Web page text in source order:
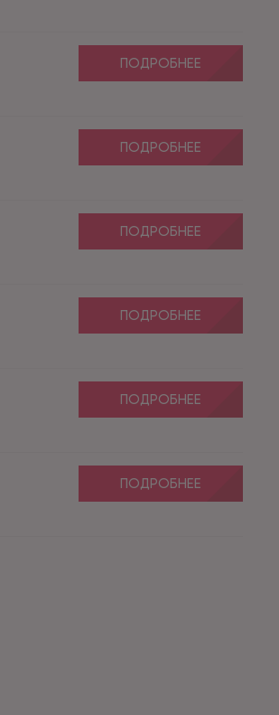
ПОДРОБНЕЕ
ПОДРОБНЕЕ
ПОДРОБНЕЕ
ПОДРОБНЕЕ
ПОДРОБНЕЕ
ПОДРОБНЕЕ